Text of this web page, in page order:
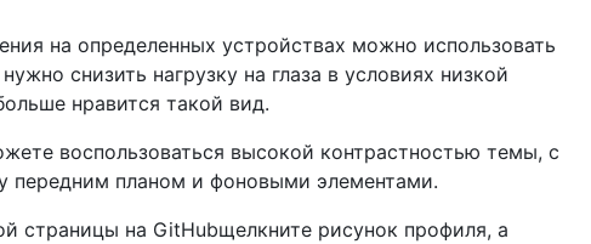
на определенных устройствах можно использовать
снизить нагрузку на глаза в условиях низкой
нравится такой вид.
воспользоваться высокой контрастностью темы, с
передним планом и фоновыми элементами.
страницы на GitHubщелкните рисунок профиля, а